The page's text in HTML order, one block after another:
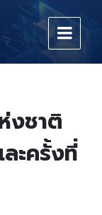
งชาติ
ะครั้งที่